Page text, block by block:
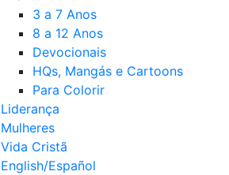
3 a 7 Anos
8 a 12 Anos
Devocionais
HQs, Mangás e Cartoons
Para Colorir
Liderança
Mulheres
Vida Cristã
English/Español